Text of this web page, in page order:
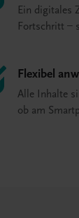
Ein digitales
Fortschritt –
Flexibel
Alle Inhalte
ob am